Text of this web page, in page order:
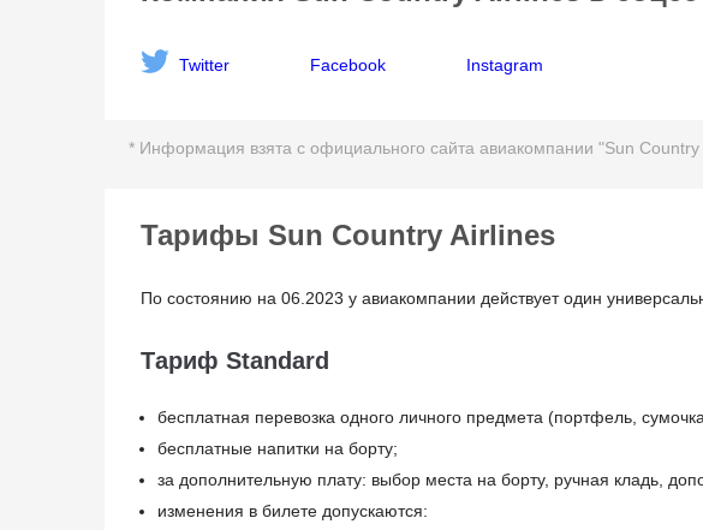
Twitter Facebook Instagram
* Информация взята с официального сайта авиакомпании "Sun Country
Тарифы Sun Country Airlines
По состоянию на 06.2023 у авиакомпании действует один
Тариф Standard
бесплатная перевозка одного личного предмета (портфель,
бесплатные напитки на борту;
за дополнительную плату: выбор места на борту, ручная кладь,
изменения в билете допускаются: